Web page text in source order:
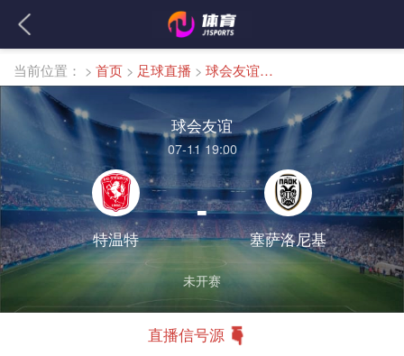
当前位置： > 首页 > 足球直播 > 球会友谊直播
球会友谊
07-11 19:00
特温特
-
塞萨洛尼基
未开赛
直播信号源